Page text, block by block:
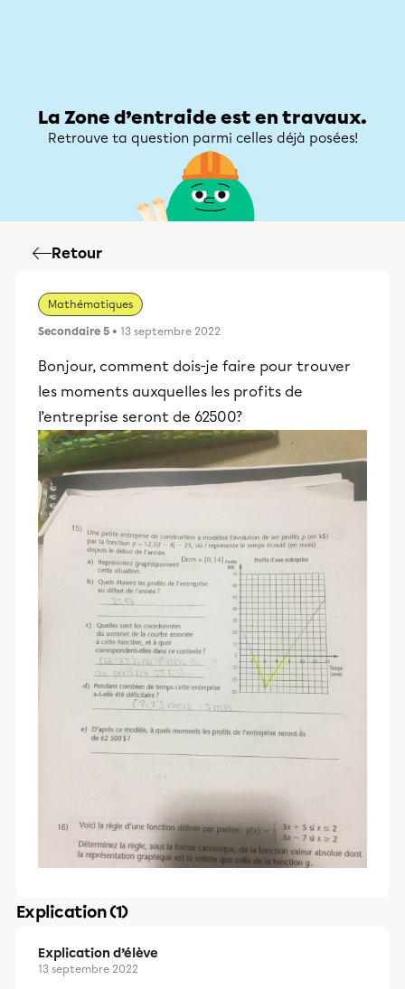
La Zone d’entraide est en travaux.
Retrouve ta question parmi celles déjà posées!
Retour
Mathématiques
Secondaire 5 • 13 septembre 2022
Bonjour, comment dois-je faire pour trouver
les moments auxquelles les profits de
l’entreprise seront de 62500?
Explication (1)
Explication d’élève
13 septembre 2022